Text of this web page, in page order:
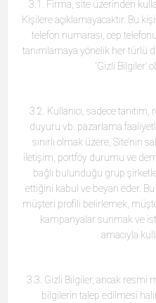
3.1. Firma, site üzerinden
Kişilere açıklamayacaktır. Bu
telefon numarası, cep
tanımlamaya yönelik her türlü
‘Gizli Bilgiler’
3.2. Kullanıcı, sadece
duyuru vb. pazarlama
sınırlı olmak üzere, Site’nin
iletişim, portföy durumu ve
bağlı bulunduğu grup
ettiğini kabul ve beyan eder.
müşteri profili belirlemek,
kampanyalar sunmak ve
amacıyla
3.3. Gizli Bilgiler, ancak resmi
bilgilerin talep edilmesi